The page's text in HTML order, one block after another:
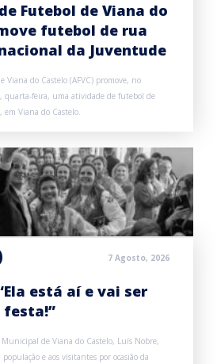
Futebol de Viana do
futebol de rua
da Juventude
Viana do Castelo (AFVC) promove, no
quarta-feira, uma atividade de futebol de
Viana do Castelo.
7 Agosto, 2026
está aí e vai ser
festa!”
de Viana do Castelo, Luís Nobre,
e aos visitantes por ocasião da